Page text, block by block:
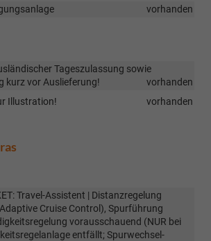
vorhanden
Tageszulassung sowie
kurz vor Auslieferung!
vorhanden
Illustration!
vorhanden
Travel-Assistent | Distanzregelung
Cruise Control), Spurführung
vorausschauend (NUR bei
entfällt; Spurwechsel-